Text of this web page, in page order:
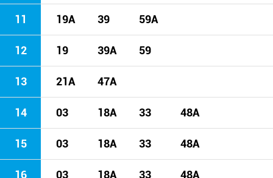
11 19A 39 59A
12 19 39A 59
13 21A 47A
14 03 18A 33 48A
15 03 18A 33 48A
16 03 18A 33 48A